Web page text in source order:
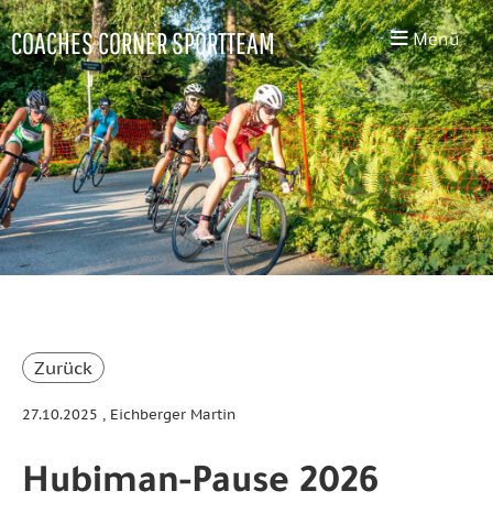
COACHES CORNER SPORTTEAM Menü
Zurück
27.10.2025 , Eichberger Martin
Hubiman-Pause 2026